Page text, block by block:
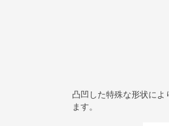
凸凹した特殊な形状に
ます。